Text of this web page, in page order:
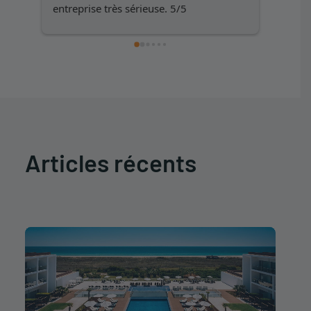
entreprise très sérieuse. 5/5
Articles récents
" data-no-bp="" data-
bp="210,250,360,480,720,945,1032,1350,1500"
data-uniqueid="174436-102330" data-
guid="https://www.iht-group.com/wp-
content/uploads/2026/04/resultado1-iberostar-
selection-lagos-algarve.jpg" data-